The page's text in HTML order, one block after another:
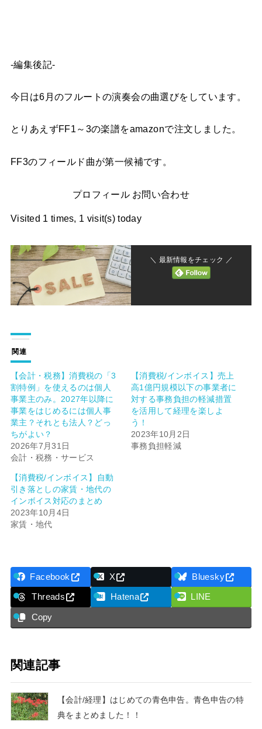
-編集後記-
今日は6月のフルートの演奏会の曲選びをしています。
とりあえずFF1～3の楽譜をamazonで注文しました。
FF3のフィールド曲が第一候補です。
プロフィール お問い合わせ
Visited 1 times, 1 visit(s) today
＼ 最新情報をチェック ／
関連
【会計・税務】消費税の「3
割特例」を使えるのは個人
事業主のみ。2027年以降に
事業をはじめるには個人事
業主？それとも法人？どっ
ちがよい？
2026年7月31日
会計・税務・サービス
【消費税/インボイス】売上
高1億円規模以下の事業者に
対する事務負担の軽減措置
を活用して経理を楽しよ
う！
2023年10月2日
事務負担軽減
【消費税/インボイス】自動
引き落としの家賃・地代の
インボイス対応のまとめ
2023年10月4日
家賃・地代
Facebook X Bluesky
Threads Hatena LINE
Copy
関連記事
【会計/経理】はじめての青色申告。青色申告の特
典をまとめました！！